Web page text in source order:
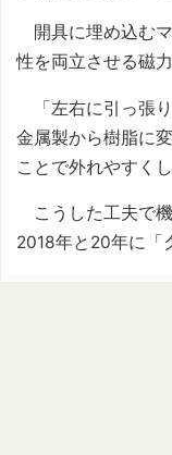
開具に埋め込む
性を両立させる磁
「左右に引っ張
金属製から樹脂に
ことで外れやすくし
こうした工夫で機
2018年と20年に「